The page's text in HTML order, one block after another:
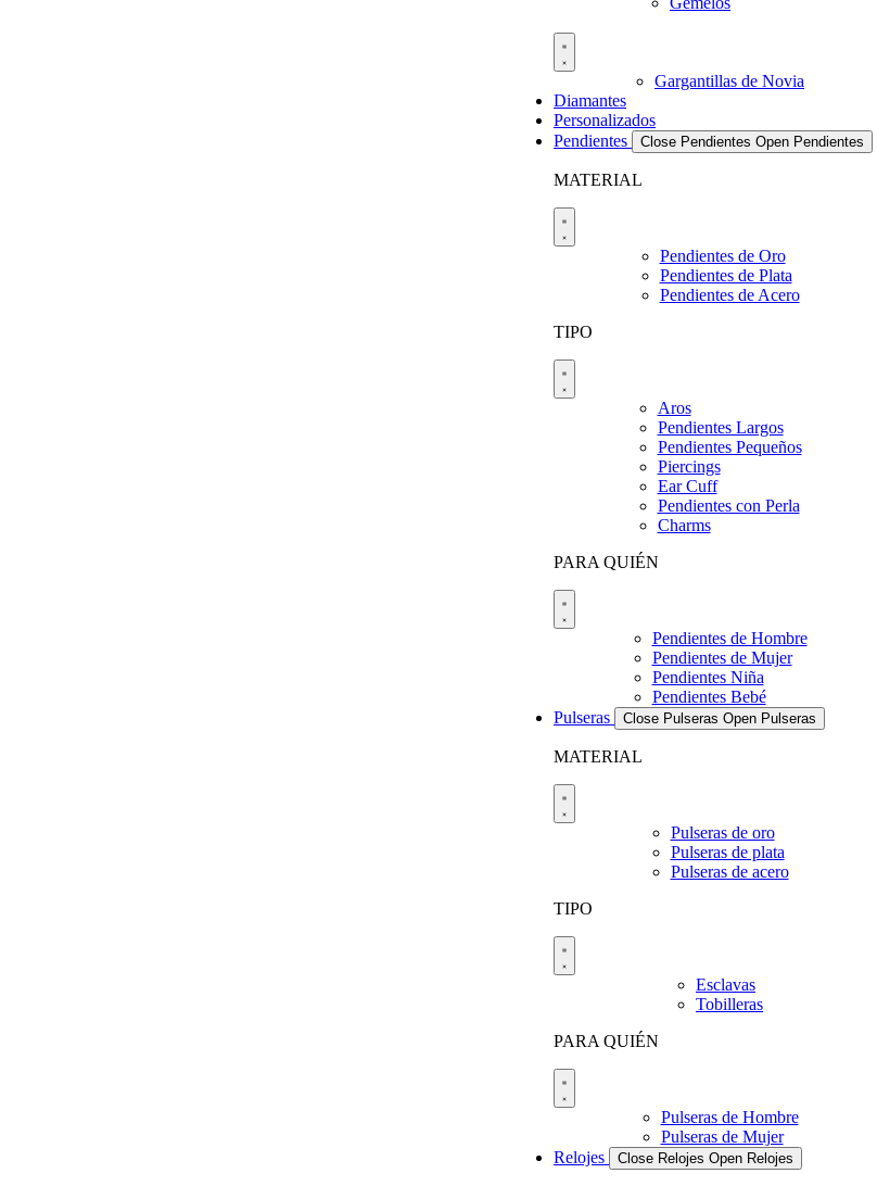
Gargantillas de Novia
Diamantes
Personalizados
Pendientes
Close Pendientes Open Pendientes
MATERIAL
Pendientes de Oro
Pendientes de Plata
Pendientes de Acero
TIPO
Aros
Pendientes Largos
Pendientes Pequeños
Piercings
Ear Cuff
Pendientes con Perla
Charms
PARA QUIÉN
Pendientes de Hombre
Pendientes de Mujer
Pendientes Niña
Pendientes Bebé
Pulseras
Close Pulseras Open Pulseras
MATERIAL
Pulseras de oro
Pulseras de plata
Pulseras de acero
TIPO
Esclavas
Tobilleras
PARA QUIÉN
Pulseras de Hombre
Pulseras de Mujer
Relojes
Close Relojes Open Relojes